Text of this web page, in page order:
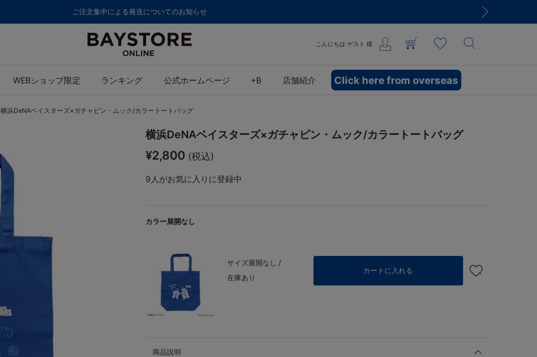
ご注文集中による発送についてのお知らせ
こんにちは ゲスト 様
WEBショップ限定 ランキング 公式ホームページ +B 店舗紹介 Click here from overseas
横浜DeNAベイスターズ×ガチャピン・ムック/カラートートバッグ
横浜DeNAベイスターズ×ガチャピン・ムック/カラートートバッグ
¥2,800 (税込)
9 人がお気に入りに登録中
カラー展開なし
サイズ展開なし /
在庫あり
カートに入れる
商品説明